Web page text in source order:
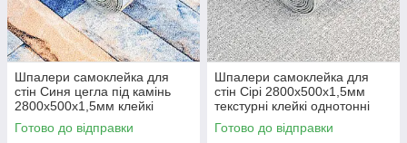
Шпалери самоклейка для
стін Синя цегла під камінь
2800х500х1,5мм клейкі
текстурні рулонні для вітальні
кухні
Готово до відправки
Шпалери самоклейка для
стін Сірі 2800х500х1,5мм
текстурні клейкі однотонні
рулонні для вітальні кухні
Готово до відправки